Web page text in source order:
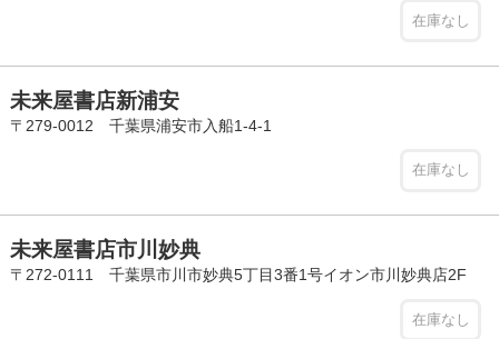
在庫なし
未来屋書店新浦安
〒279-0012 千葉県浦安市入船1-4-1
在庫なし
未来屋書店市川妙典
〒272-0111 千葉県市川市妙典5丁目3番1号イオン市川妙典店2F
在庫なし